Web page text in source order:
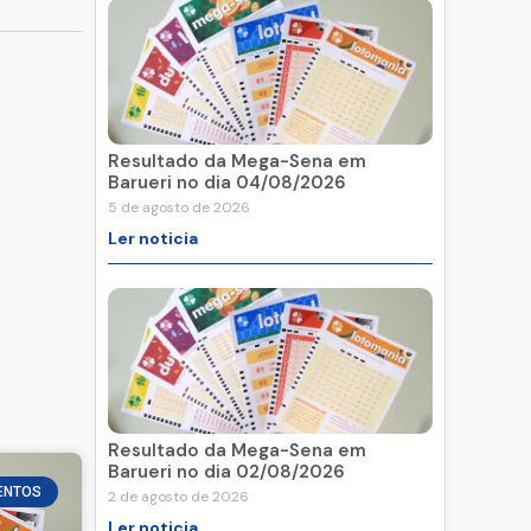
Resultado da Mega-Sena em
Barueri no dia 04/08/2026
5 de agosto de 2026
Ler noticia
Resultado da Mega-Sena em
Barueri no dia 02/08/2026
2 de agosto de 2026